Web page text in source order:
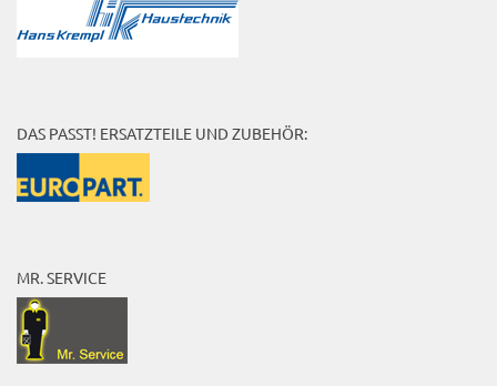
DAS PASST! ERSATZTEILE UND ZUBEHÖR:
MR. SERVICE